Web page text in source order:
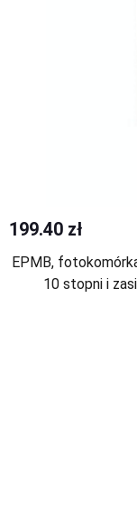
199.40 zł
EPMB,
10 stopni i